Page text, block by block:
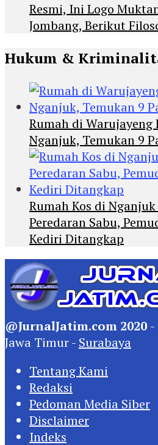
Resmi, Ini Logo
Jombang, Berikut
Hukum &
Rumah di Warujayeng
Nganjuk, Temukan 9
Rumah Kos di
Peredaran Sabu,
Kediri Ditangkap
@JurnalJatim.com 2020 -
Jawa Timur - Surabaya
Tentang Kami
Redaksi
Pedoman Media Siber
Disclaimer
Indeks